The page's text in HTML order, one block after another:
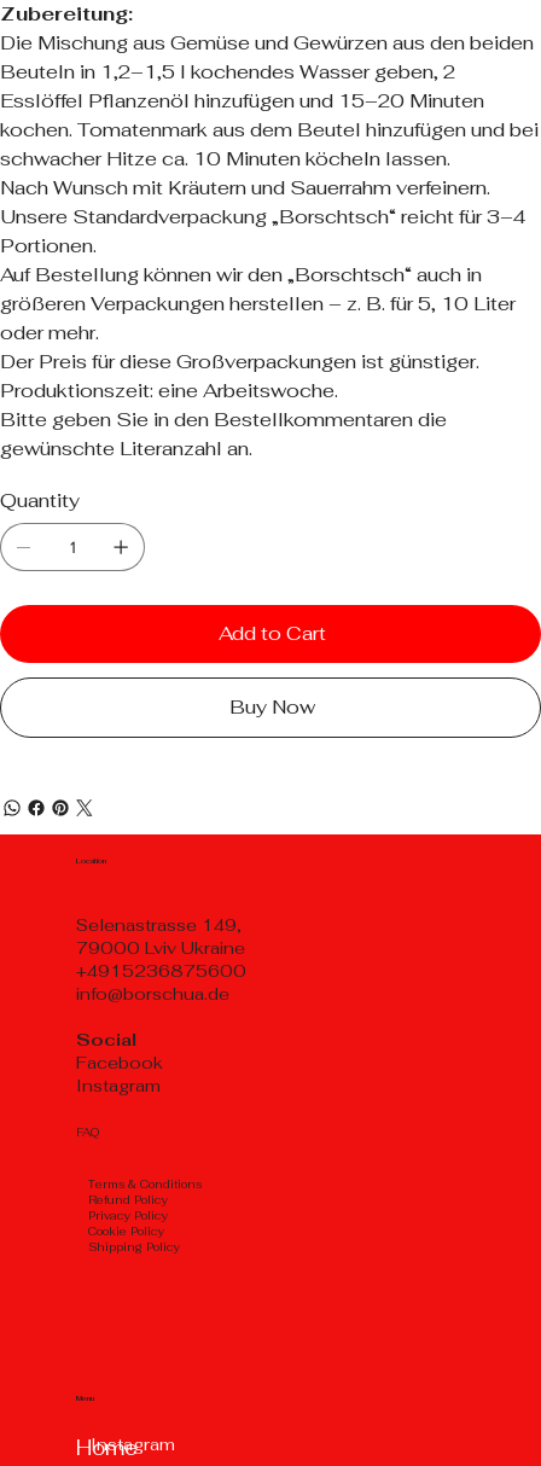
Zubereitung:
Die Mischung aus Gemüse und Gewürzen aus den beiden
Beuteln in 1,2–1,5 l kochendes Wasser geben, 2
Esslöffel Pflanzenöl hinzufügen und 15–20 Minuten
kochen. Tomatenmark aus dem Beutel hinzufügen und bei
schwacher Hitze ca. 10 Minuten köcheln lassen.
Nach Wunsch mit Kräutern und Sauerrahm verfeinern.
Unsere Standardverpackung „Borschtsch“ reicht für 3–4
Portionen.
Auf Bestellung können wir den „Borschtsch“ auch in
größeren Verpackungen herstellen – z. B. für 5, 10 Liter
oder mehr.
Der Preis für diese Großverpackungen ist günstiger.
Produktionszeit: eine Arbeitswoche.
Bitte geben Sie in den Bestellkommentaren die
gewünschte Literanzahl an.
Quantity
Add to Cart
Buy Now
Location
Selenastrasse 149,
79000 Lviv Ukraine
+4915236875600
info@borschua.de
Social
Facebook
Instagram
Menu
Home
FAQ
Тerms & Conditions
Refund Policy
Privacy Policy
Cookie Policy
Shipping Policy
Instagram